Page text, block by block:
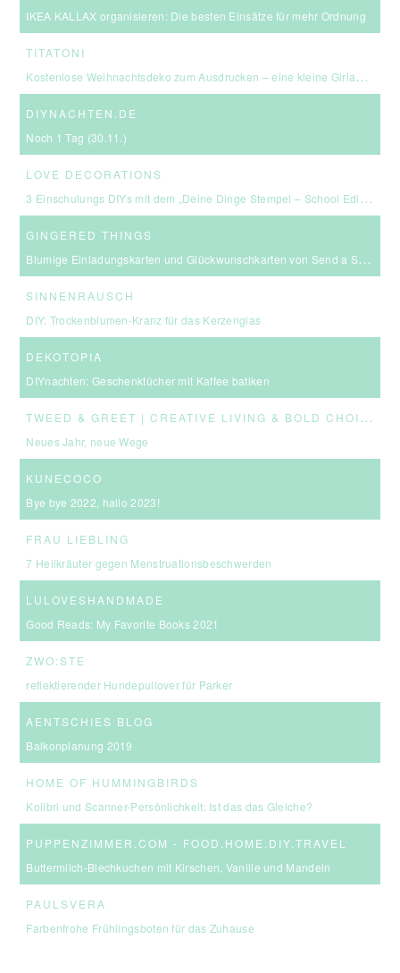
IKEA KALLAX organisieren: Die besten Einsätze für mehr Ordnung
TITATONI
Kostenlose Weihnachtsdeko zum Ausdrucken – eine kleine Girlande für euer Zuhause ☆
DIYNACHTEN.DE
Noch 1 Tag (30.11.)
LOVE DECORATIONS
3 Einschulungs DIYs mit dem „Deine Dinge Stempel – School Edition“ #BackToSchool + Gewinnspiel
GINGERED THINGS
Blumige Einladungskarten und Glückwunschkarten von Send a Smile
SINNENRAUSCH
DIY: Trockenblumen-Kranz für das Kerzenglas
DEKOTOPIA
DIYnachten: Geschenktücher mit Kaffee batiken
T
WEED & GREET | CREATIVE LIVING & BOLD CHOICES
Neues Jahr, neue Wege
KUNECOCO
Bye bye 2022, hallo 2023!
FRAU LIEBLING
7 Heilkräuter gegen Menstruationsbeschwerden
LULOVESHANDMADE
Good Reads: My Favorite Books 2021
ZWO:STE
reflektierender Hundepullover für Parker
AENTSCHIES BLOG
Balkonplanung 2019
HOME OF HUMMINGBIRDS
Kolibri und Scanner-Persönlichkeit: Ist das das Gleiche?
PUPPENZIMMER.COM - FOOD.HOME.DIY.TRAVEL
Buttermilch-Blechkuchen mit Kirschen, Vanille und Mandeln
PAULSVERA
Farbenfrohe Frühlingsboten für das Zuhause